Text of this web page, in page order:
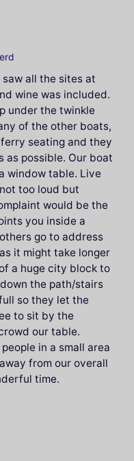
saw all the sites at
wine was included.
under the twinkle
of the other boats,
seating and they
as possible. Our boat
window table. Live
too loud but
would be the
you inside a
go to address
it might take longer
a huge city block to
the path/stairs
so they let the
to sit by the
our table.
in a small area
from our overall
time.